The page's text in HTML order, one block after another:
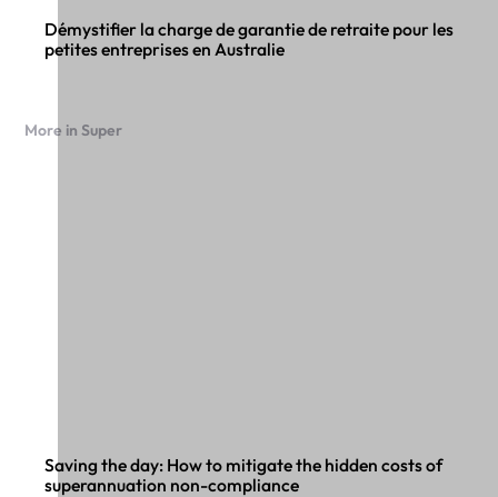
Démystifier la charge de garantie de retraite pour les
petites entreprises en Australie
More in Super
Saving the day: How to mitigate the hidden costs of
superannuation non-compliance